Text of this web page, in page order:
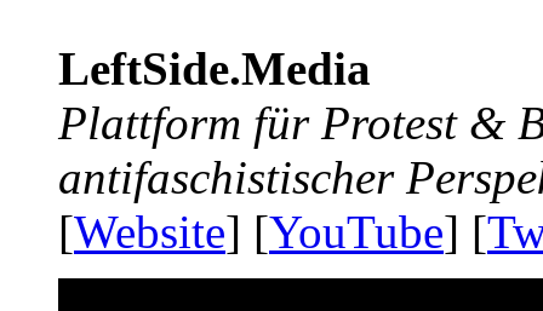
LeftSide.Media
Plattform für Protest &
antifaschistischer
[Website] [YouTube] [